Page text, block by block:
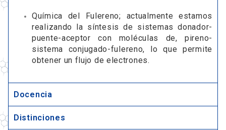
Química del Fulereno; actualmente estamos
realizando la síntesis de sistemas donador-
puente-aceptor con moléculas de, pireno-
sistema conjugado-fulereno, lo que permite
obtener un flujo de electrones.
Docencia
Distinciones